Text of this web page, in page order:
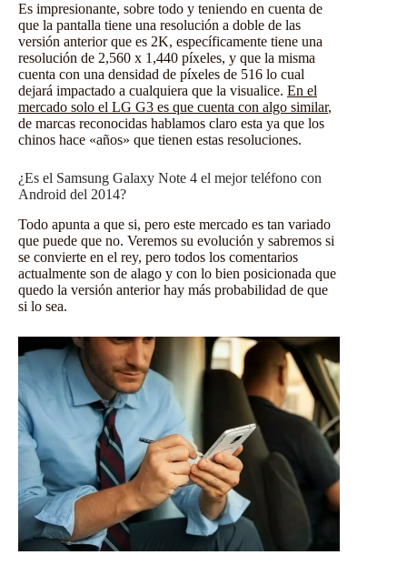
Es impresionante, sobre todo y teniendo en cuenta de
que la pantalla tiene una resolución a doble de las
versión anterior que es 2K, específicamente tiene una
resolución de 2,560 x 1,440 píxeles, y que la misma
cuenta con una densidad de píxeles de 516 lo cual
dejará impactado a cualquiera que la visualice. En el
mercado solo el LG G3 es que cuenta con algo similar,
de marcas reconocidas hablamos claro esta ya que los
chinos hace «años» que tienen estas resoluciones.
¿Es el Samsung Galaxy Note 4 el mejor teléfono con
Android del 2014?
Todo apunta a que si, pero este mercado es tan variado
que puede que no. Veremos su evolución y sabremos si
se convierte en el rey, pero todos los comentarios
actualmente son de alago y con lo bien posicionada que
quedo la versión anterior hay más probabilidad de que
si lo sea.